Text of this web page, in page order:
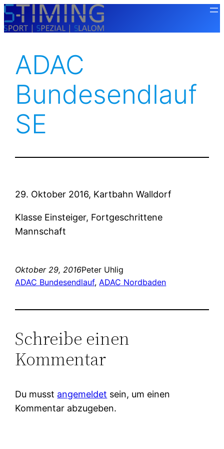
Zum
Inhalt
ADAC
Bundesendlauf
SE
29. Oktober 2016, Kartbahn Walldorf
Klasse Einsteiger, Fortgeschrittene
Mannschaft
Oktober 29, 2016Peter Uhlig
ADAC Bundesendlauf, ADAC Nordbaden
Schreibe einen
Kommentar
Du musst angemeldet sein, um einen
Kommentar abzugeben.